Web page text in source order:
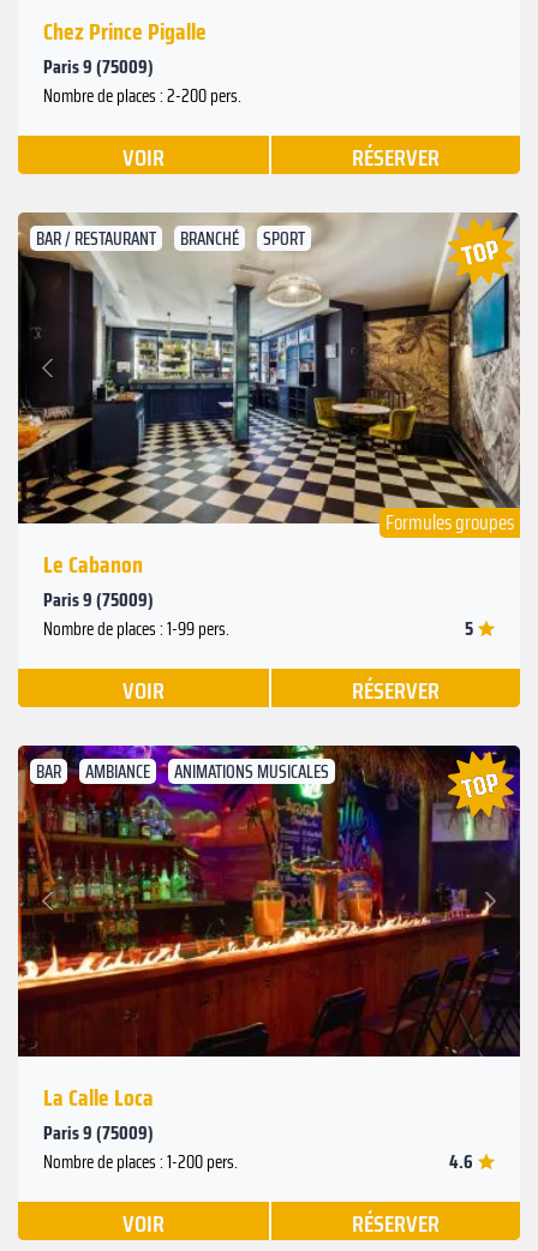
Chez Prince Pigalle
Paris 9 (75009)
Nombre de places : 2-200 pers.
VOIR RÉSERVER
BAR / RESTAURANT BRANCHÉ SPORT
Précédent
Suivant
Formules groupes
Le Cabanon
Paris 9 (75009)
Nombre de places : 1-99 pers. 5
VOIR RÉSERVER
BAR AMBIANCE ANIMATIONS MUSICALES
Précédent
Suivant
La Calle Loca
Paris 9 (75009)
Nombre de places : 1-200 pers. 4.6
VOIR RÉSERVER